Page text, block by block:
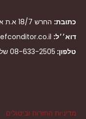
כתובת: החרש 18/7 א.ת אילת
דוא׳׳ל:
טלפון: 08-633-2505
מדיניות החזרות וביטולים